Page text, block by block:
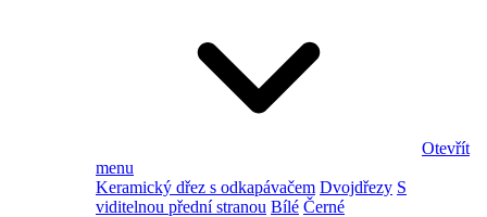
Otevřít
menu
Keramický dřez s odkapávačem Dvojdřezy S
viditelnou přední stranou Bílé Černé